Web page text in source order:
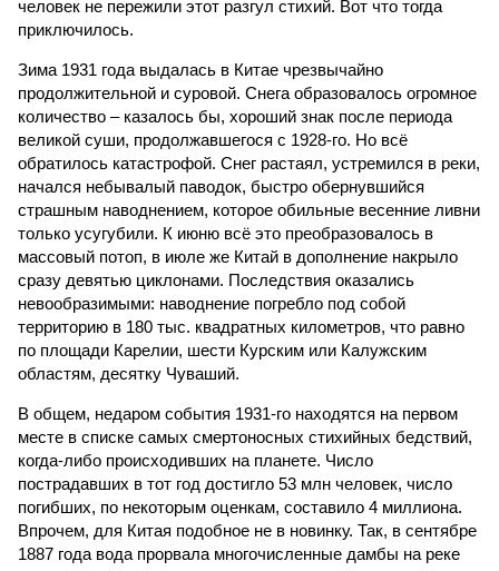
человек не пережили этот разгул стихий. Вот что тогда
приключилось.
Зима 1931 года выдалась в Китае чрезвычайно
продолжительной и суровой. Снега образовалось огромное
количество – казалось бы, хороший знак после периода
великой суши, продолжавшегося с 1928-го. Но всё
обратилось катастрофой. Снег растаял, устремился в реки,
начался небывалый паводок, быстро обернувшийся
страшным наводнением, которое обильные весенние ливни
только усугубили. К июню всё это преобразовалось в
массовый потоп, в июле же Китай в дополнение накрыло
сразу девятью циклонами. Последствия оказались
невообразимыми: наводнение погребло под собой
территорию в 180 тыс. квадратных километров, что равно
по площади Карелии, шести Курским или Калужским
областям, десятку Чуваший.
В общем, недаром события 1931-го находятся на первом
месте в списке самых смертоносных стихийных бедствий,
когда-либо происходивших на планете. Число
пострадавших в тот год достигло 53 млн человек, число
погибших, по некоторым оценкам, составило 4 миллиона.
Впрочем, для Китая подобное не в новинку. Так, в сентябре
1887 года вода прорвала многочисленные дамбы на реке